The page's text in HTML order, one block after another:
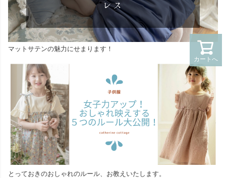
カートへ
マットサテンの魅力にせまります！
とっておきのおしゃれのルール、お教えいたします。